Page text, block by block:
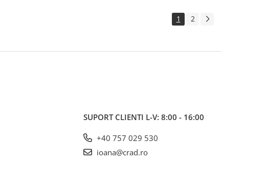
1 2
SUPORT CLIENTI L-V: 8:00 - 16:00
+40 757 029 530
ioana@crad.ro